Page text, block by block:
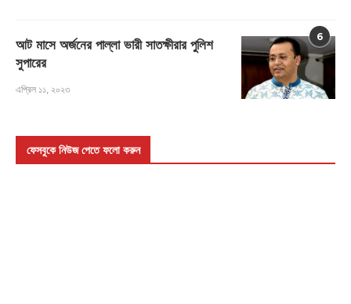
6
আট মাসে অর্জনের পাল্লা ভারী সাতক্ষীরার পুলিশ
সুপারের
এপ্রিল ১১, ২০২৩
ফেসবুকে নিউজ পেতে ফলো করুন